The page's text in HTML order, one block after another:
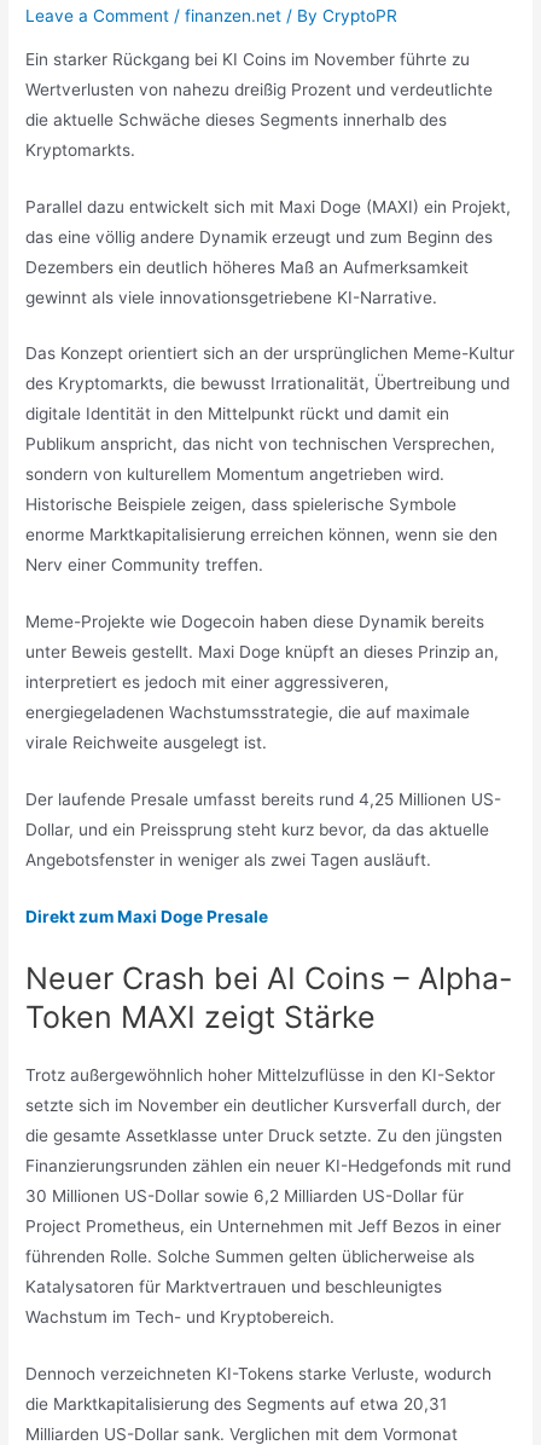
Leave a Comment /finanzen.net / ByCryptoPR
Ein starker Rückgang bei KI Coins im November führte zu
Wertverlusten von nahezu dreißig Prozent und verdeutlichte
die aktuelle Schwäche dieses Segments innerhalb des
Kryptomarkts.
Parallel dazu entwickelt sich mit Maxi Doge (MAXI) ein Projekt,
das eine völlig andere Dynamik erzeugt und zum Beginn des
Dezembers ein deutlich höheres Maß an Aufmerksamkeit
gewinnt als viele innovationsgetriebene KI-Narrative.
Das Konzept orientiert sich an der ursprünglichen Meme-Kultur
des Kryptomarkts, die bewusst Irrationalität, Übertreibung und
digitale Identität in den Mittelpunkt rückt und damit ein
Publikum anspricht, das nicht von technischen Versprechen,
sondern von kulturellem Momentum angetrieben wird.
Historische Beispiele zeigen, dass spielerische Symbole
enorme Marktkapitalisierung erreichen können, wenn sie den
Nerv einer Community treffen.
Meme-Projekte wie Dogecoin haben diese Dynamik bereits
unter Beweis gestellt. Maxi Doge knüpft an dieses Prinzip an,
interpretiert es jedoch mit einer aggressiveren,
energiegeladenen Wachstumsstrategie, die auf maximale
virale Reichweite ausgelegt ist.
Der laufende Presale umfasst bereits rund 4,25 Millionen US-
Dollar, und ein Preissprung steht kurz bevor, da das aktuelle
Angebotsfenster in weniger als zwei Tagen ausläuft.
Direkt zum Maxi Doge Presale
Neuer Crash bei AI Coins – Alpha-
Token MAXI zeigt Stärke
Trotz außergewöhnlich hoher Mittelzuflüsse in den KI-Sektor
setzte sich im November ein deutlicher Kursverfall durch, der
die gesamte Assetklasse unter Druck setzte. Zu den jüngsten
Finanzierungsrunden zählen ein neuer KI-Hedgefonds mit rund
30 Millionen US-Dollar sowie 6,2 Milliarden US-Dollar für
Project Prometheus, ein Unternehmen mit Jeff Bezos in einer
führenden Rolle. Solche Summen gelten üblicherweise als
Katalysatoren für Marktvertrauen und beschleunigtes
Wachstum im Tech- und Kryptobereich.
Dennoch verzeichneten KI-Tokens starke Verluste, wodurch
die Marktkapitalisierung des Segments auf etwa 20,31
Milliarden US-Dollar sank. Verglichen mit dem Vormonat